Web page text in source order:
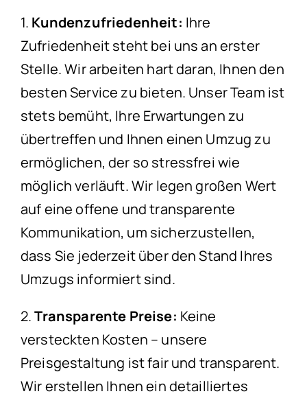
1. Kundenzufriedenheit: Ihre
Zufriedenheit steht bei uns an erster
Stelle. Wir arbeiten hart daran, Ihnen den
besten Service zu bieten. Unser Team ist
stets bemüht, Ihre Erwartungen zu
übertreffen und Ihnen einen Umzug zu
ermöglichen, der so stressfrei wie
möglich verläuft. Wir legen großen Wert
auf eine offene und transparente
Kommunikation, um sicherzustellen,
dass Sie jederzeit über den Stand Ihres
Umzugs informiert sind.
2.Transparente Preise: Keine
versteckten Kosten – unsere
Preisgestaltung ist fair und transparent.
Wir erstellen Ihnen ein detailliertes